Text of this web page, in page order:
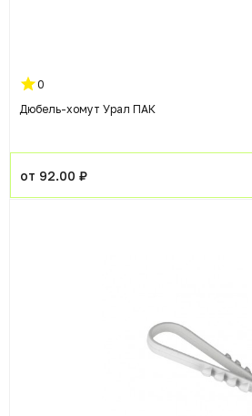
0
Дюбель-хомут Урал ПАК
от 92.00 ₽